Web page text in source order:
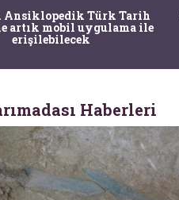
Ansiklopedik Türk Tarih
artık mobil uygulama ile
erişilebilecek
Haberleri